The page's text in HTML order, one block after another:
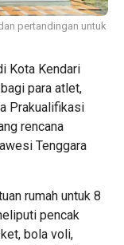
pertandingan untuk
Kota Kendari
para atlet,
Prakualifikasi
rencana
Tenggara
rumah untuk 8
pencak
bola voli,